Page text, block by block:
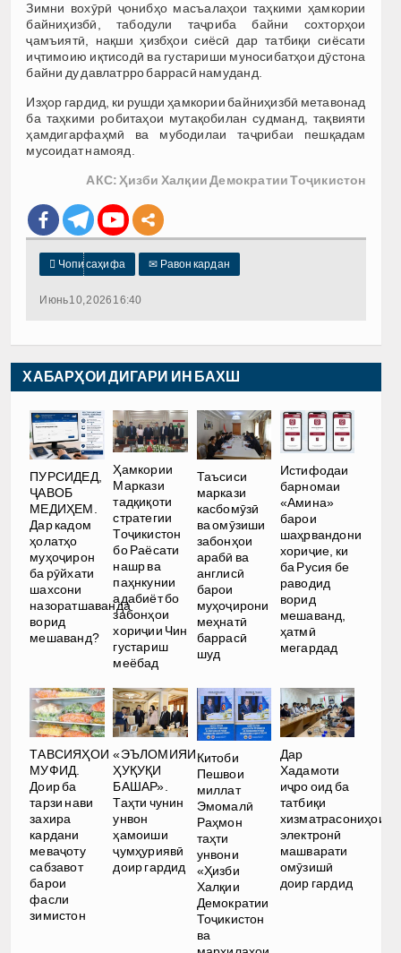
Зимни вохӯрӣ ҷонибҳо масъалаҳои таҳкими ҳамкории
байниҳизбӣ, табодули таҷриба байни сохторҳои
ҷамъиятӣ, нақши ҳизбҳои сиёсӣ дар татбиқи сиёсати
иҷтимоию иқтисодӣ ва густариши муносибатҳои дӯстона
байни ду давлатрро баррасӣ намуданд.
Изҳор гардид, ки рушди ҳамкории байниҳизбӣ метавонад
ба таҳкими робитаҳои мутақобилан судманд, тақвияти
ҳамдигарфаҳмӣ ва мубодилаи таҷрибаи пешқадам
мусоидат намояд.
АКС: Ҳизби Халқии Демократии Тоҷикистон
 Чопи саҳифа ✉ Равон кардан
Июнь 10, 2026 16:40
ХАБАРҲОИ ДИГАРИ ИН БАХШ
ПУРСИДЕД,
ҶАВОБ
МЕДИҲЕМ.
Дар кадом
ҳолатҳо
муҳоҷирон
ба рӯйхати
шахсони
назоратшаванда
ворид
мешаванд?
Ҳамкории
Маркази
тадқиқоти
стратегии
Тоҷикистон
бо Раёсати
нашр ва
паҳнкунии
адабиёт бо
забонҳои
хориҷии Чин
густариш
меёбад
Таъсиси
маркази
касбомӯзӣ
ва омӯзиши
забонҳои
арабӣ ва
англисӣ
барои
муҳоҷирони
меҳнатӣ
баррасӣ
шуд
Истифодаи
барномаи
«Амина»
барои
шаҳрвандони
хориҷие, ки
ба Русия бе
раводид
ворид
мешаванд,
ҳатмӣ
мегардад
ТАВСИЯҲОИ
МУФИД.
Доир ба
тарзи нави
захира
кардани
меваҷоту
сабзавот
барои
фасли
зимистон
«ЭЪЛОМИЯИ
ҲУҚУҚИ
БАШАР».
Таҳти чунин
унвон
ҳамоиши
ҷумҳуриявӣ
доир гардид
Китоби
Пешвои
миллат
Эмомалӣ
Раҳмон
таҳти
унвони
«Ҳизби
Халқии
Демократии
Тоҷикистон
ва
Дар
Хадамоти
иҷро оид ба
татбиқи
хизматрасониҳои
электронӣ
машварати
омӯзишӣ
доир гардид